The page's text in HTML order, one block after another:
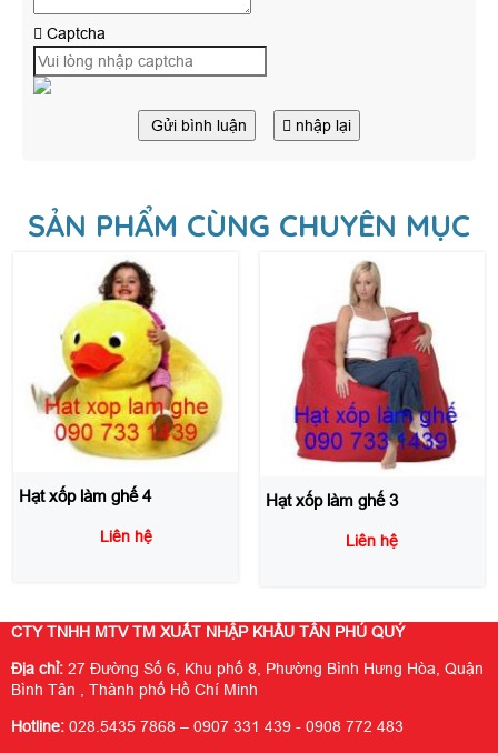
Captcha
Gửi bình luận nhập lại
SẢN PHẨM CÙNG CHUYÊN MỤC
Hạt xốp làm ghế 3
Liên hệ
Hạt xốp làm ghế 2
Liên hệ
CTY TNHH MTV TM XUẤT NHẬP KHẨU TÂN PHÚ QUÝ
Địa chỉ: 27 Đường Số 6, Khu phố 8, Phường Bình Hưng Hòa, Quận
Bình Tân , Thành phố Hồ Chí Minh
Hotline: 028.5435 7868 – 0907 331 439 - 0908 772 483